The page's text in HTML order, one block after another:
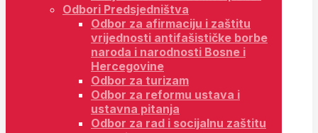
Odbori Predsjedništva
Odbor za afirmaciju i zaštitu
vrijednosti antifašističke borbe
naroda i narodnosti Bosne i
Hercegovine
Odbor za turizam
Odbor za reformu ustava i
ustavna pitanja
Odbor za rad i socijalnu zaštitu